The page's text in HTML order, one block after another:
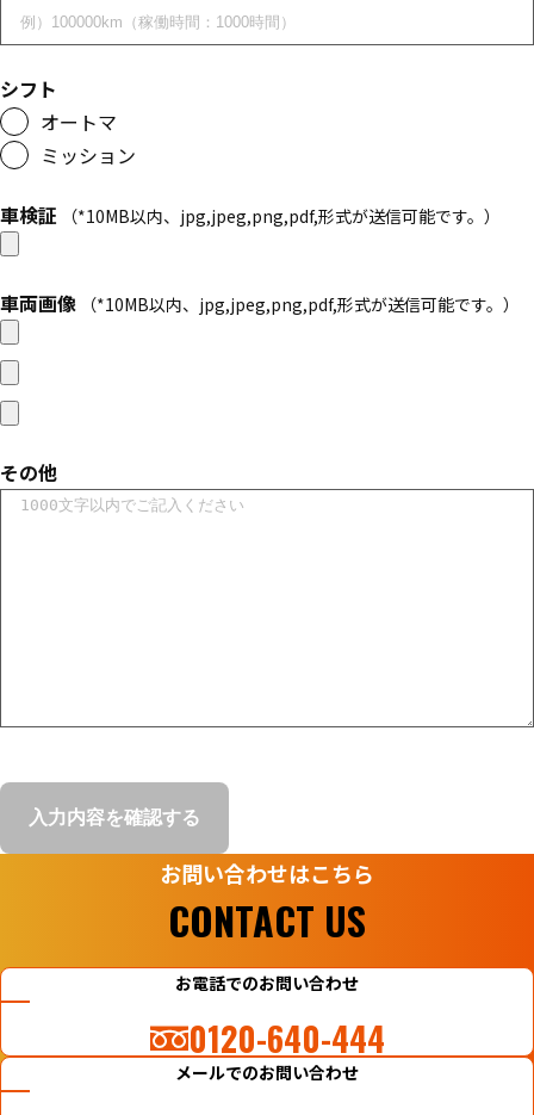
シフト
オートマ
ミッション
車検証 （*10MB以内、jpg,jpeg,png,pdf,形式が送信可能です。）
車両画像 （*10MB以内、jpg,jpeg,png,pdf,形式が送信可能です。）
その他
お問い合わせはこちら
CONTACT US
お電話でのお問い合わせ
0120-640-444
メールでのお問い合わせ